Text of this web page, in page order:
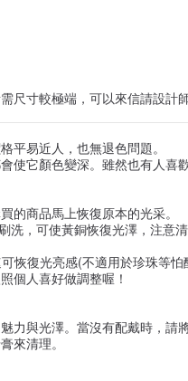
寸較極端，可以來信請設計師
平易近人，也無退色問題。
使它顏色變深。雖然也有人
的商品馬上恢復原本的光采。
洗，可使黃銅恢復光澤，注意
恢復光亮感(不適用於珍珠等怕
個人喜好做調整喔！
力與光澤。當沒有配戴時，
來清理。